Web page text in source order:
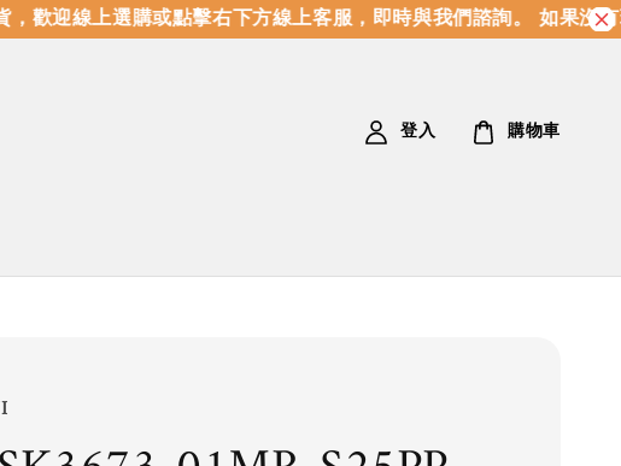
歡迎線上選購或點擊右下方線上客服，即時與我們諮詢。 如果沒有
登入 購物車